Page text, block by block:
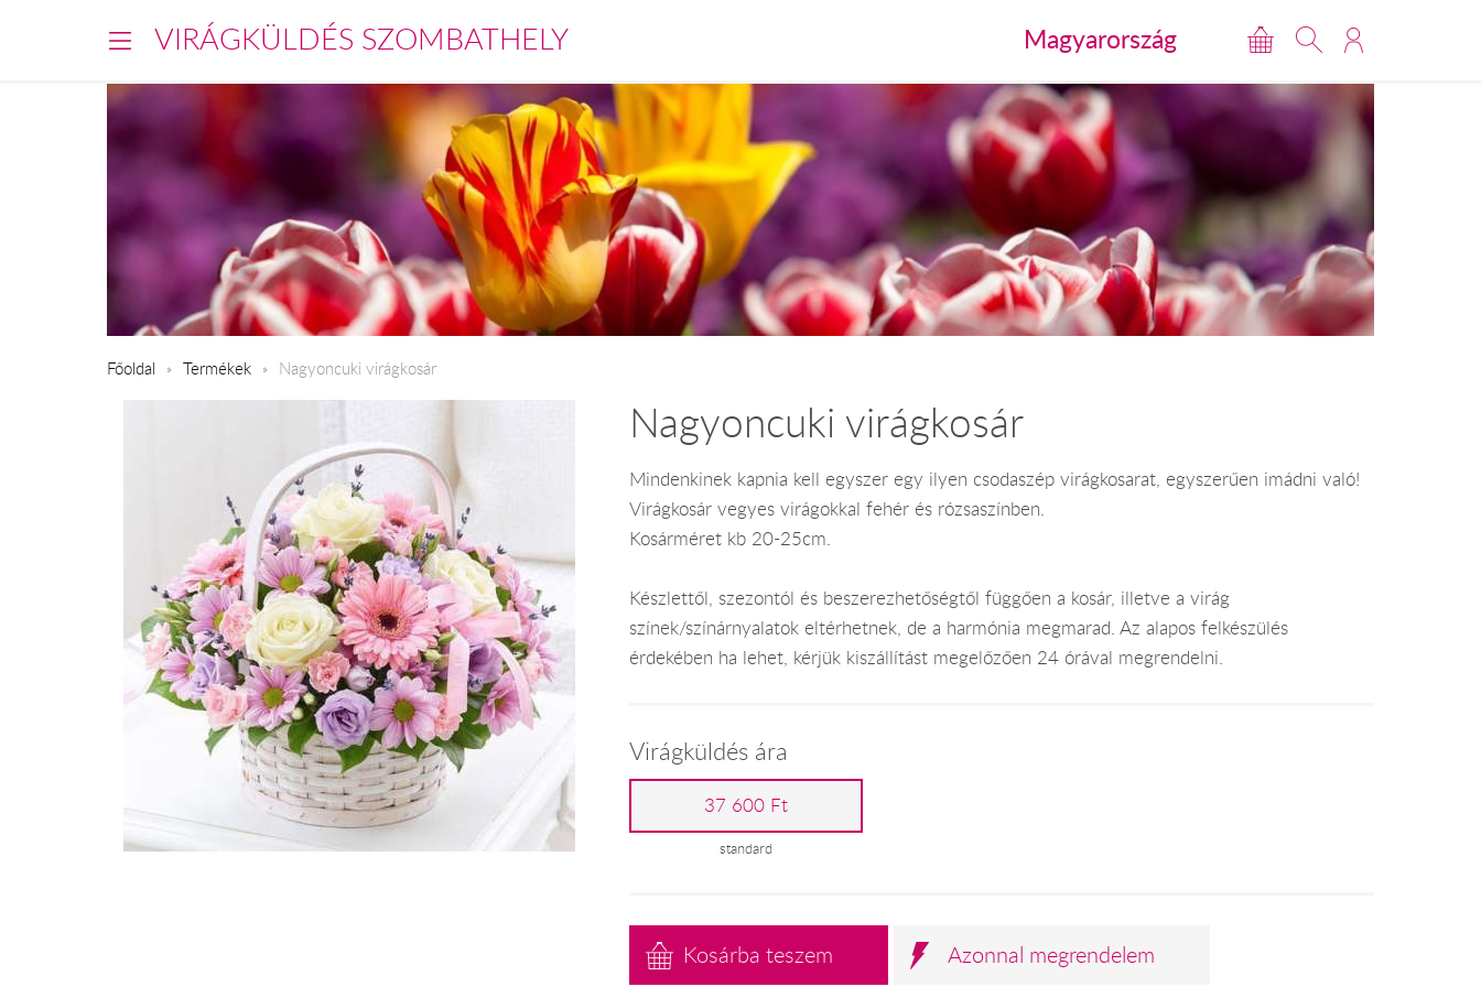
VIRÁGKÜLDÉS SZOMBATHELY Magyarország
Főoldal Termékek Nagyoncuki virágkosár
Nagyoncuki virágkosár
Mindenkinek kapnia kell egyszer egy ilyen csodaszép virágkosarat, egyszerűen imádni való!
Virágkosár vegyes virágokkal fehér és rózsaszínben.
Kosárméret kb 20-25cm.
Készlettől, szezontól és beszerezhetőségtől függően a kosár, illetve a virág
színek/színárnyalatok eltérhetnek, de a harmónia megmarad. Az alapos felkészülés
érdekében ha lehet, kérjük kiszállítást megelőzően 24 órával megrendelni.
Virágküldés ára
37 600 Ft
standard
Kosárba teszem Azonnal megrendelem